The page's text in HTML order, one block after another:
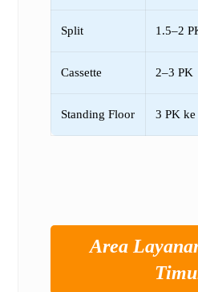
Split 1.5–2
Cassette 2–3 PK
Standing Floor 3 PK ke
Area